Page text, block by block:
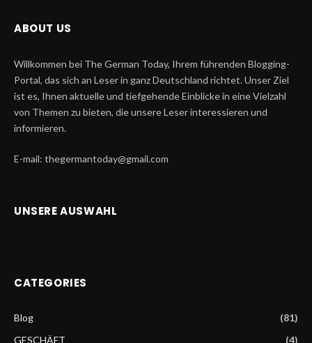
ABOUT US
Willkommen bei The German Today, Ihrem führenden Blogging-
Portal, das sich an Leser in ganz Deutschland richtet. Unser Ziel
ist es, Ihnen aktuelle und tiefgehende Einblicke in eine Vielzahl
von Themen zu bieten, die unsere Leser interessieren und
informieren.
E-mail: thegermantoday@gmail.com
UNSERE AUSWAHL
CATEGORIES
Blog
(81)
GESCHÄFT
(4)